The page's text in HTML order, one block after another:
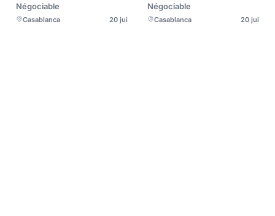
Négociable
Casablanca 20 jui
Négociable
Casablanca 20 jui